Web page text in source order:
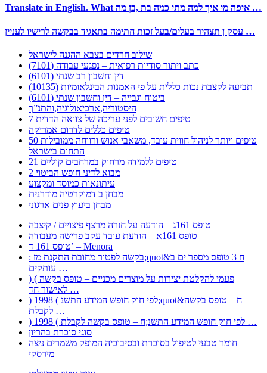
Translate in English. What איפה מי איך למה מתי כמה בת ,בן מה …
עסק ן תצהיר בעלים/בעל זכות חתימה בתאגיד בבקשה לרישיו לעניין …
שילוב חרדים בצבא ההגנה לישראל
כתב ויתור סודיות רפואית – נפגעי עבודה (7101)
דין וחשבון רב שנתי (6101)
תביעה לקצבת נכות כללית על פי האמנות הבינלאומיות (10135)
ביטוח וגבייה – דין וחשבון שנתי (6101)
היסטוריה,ארכיאולוגיה,והתנ”ך
7 טיפים חשובים לפני עריכה של צוואה הדדית
טיפים כללים לדרום אמריקה
50 טיפים ויותר לניהול חווית עובד, משאבי אנוש ורווחה ממובילות
התחום בישראל
21 טיפים ללמידה מרחוק במרחבים קוליים
מבוא לדיני חופש הביטוי 2
עיתונאות כמוסד ומקצוע
מבחן ב דמוקרטיה מודרנית
מבחן ביעוץ פנים ארגוני
טופס 161ג – הודעה על חזרה מרצף פיצויים / קיצבה
טופס 161א – הודעת עובד עקב פרישה מעבודה
טופס 161 ד’ – Menora
: בקשה לפטור מחובת התקנת מז;quot&ח 3 טופס מספר ים ב
עותקים …
) ( פעמי להקלטת יצירות על מוצרים מכניים – טופס בקשה
לאישור חד …
) 1998 ( לפי חוק חופש המידע התשנ;quot&ח – טופס בקשה
לקבלת …
) 1998 ( לפי חוק חופש המידע התשנ;ח – טופס בקשה לקבלת …
סוגי סוכרת בהריון
חומר טבעי לטיפול בסוכרת ובסיבוכיה המופק משמרים ניצה
מירסקי